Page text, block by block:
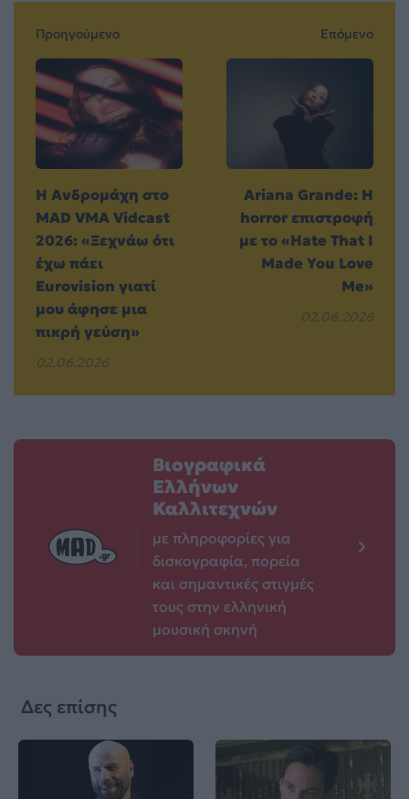
Προηγούμενο
Η Ανδρομάχη στο
MAD VMA Vidcast
2026: «Ξεχνάω ότι
έχω πάει
Eurovision γιατί
μου άφησε μια
πικρή γεύση»
02.06.2026
Επόμενο
Ariana Grande: Η
horror επιστροφή
με το «Hate That I
Made You Love
Me»
02.06.2026
Βιογραφικά
Ελλήνων
Καλλιτεχνών
με πληροφορίες για
δισκογραφία, πορεία
και σημαντικές στιγμές
τους στην ελληνική
μουσική σκηνή
Δες επίσης